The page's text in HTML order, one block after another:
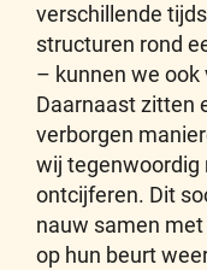
verschillende
structuren rond
– kunnen we ook
Daarnaast zitten
verborgen
wij tegenwoordig
ontcijferen. Dit
nauw samen
op hun beurt